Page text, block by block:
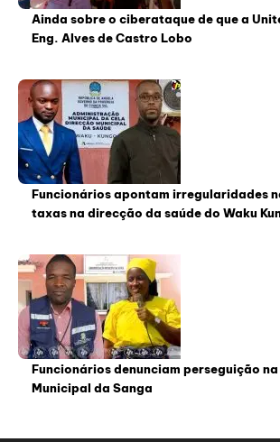
Ainda sobre o ciberataque de que a
Eng. Alves de Castro Lobo
Funcionários apontam irregularidades
taxas na direcção da saúde do Waku
Funcionários denunciam perseguição
Municipal da Sanga